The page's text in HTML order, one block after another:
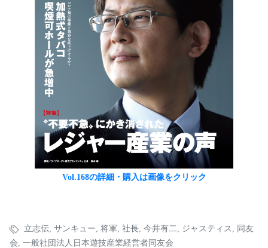
Vol.168の詳細・購入は画像をクリック
立志伝 サンキュー 将軍 社長 今井有二 ジャスティス
同友
会 一般社団法人日本遊技産業経営者同友会